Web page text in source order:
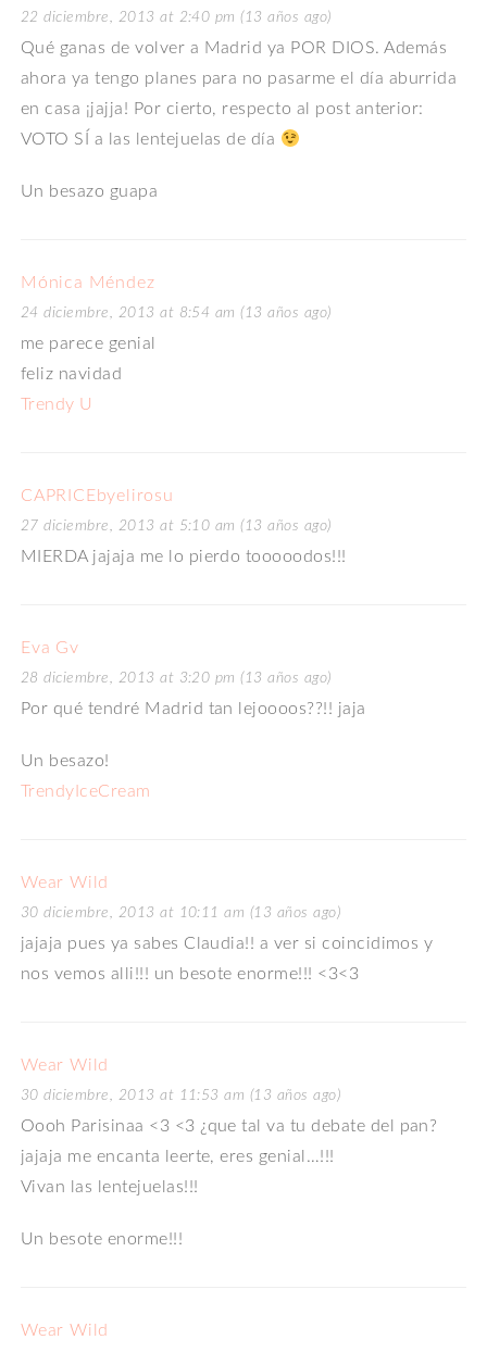
22 diciembre, 2013 at 2:40 pm (13 años ago)
Qué ganas de volver a Madrid ya POR DIOS. Además
ahora ya tengo planes para no pasarme el día aburrida
en casa ¡jajja! Por cierto, respecto al post anterior:
VOTO SÍ a las lentejuelas de día
Un besazo guapa
Mónica Méndez
24 diciembre, 2013 at 8:54 am (13 años ago)
me parece genial
feliz navidad
Trendy U
CAPRICEbyelirosu
27 diciembre, 2013 at 5:10 am (13 años ago)
MIERDA jajaja me lo pierdo tooooodos!!!
Eva Gv
28 diciembre, 2013 at 3:20 pm (13 años ago)
Por qué tendré Madrid tan lejoooos??!! jaja
Un besazo!
TrendyIceCream
Wear Wild
30 diciembre, 2013 at 10:11 am (13 años ago)
jajaja pues ya sabes Claudia!! a ver si coincidimos y
nos vemos alli!!! un besote enorme!!! <3<3
Wear Wild
30 diciembre, 2013 at 11:53 am (13 años ago)
Oooh Parisinaa <3 <3 ¿que tal va tu debate del pan?
jajaja me encanta leerte, eres genial…!!!
Vivan las lentejuelas!!!
Un besote enorme!!!
Wear Wild